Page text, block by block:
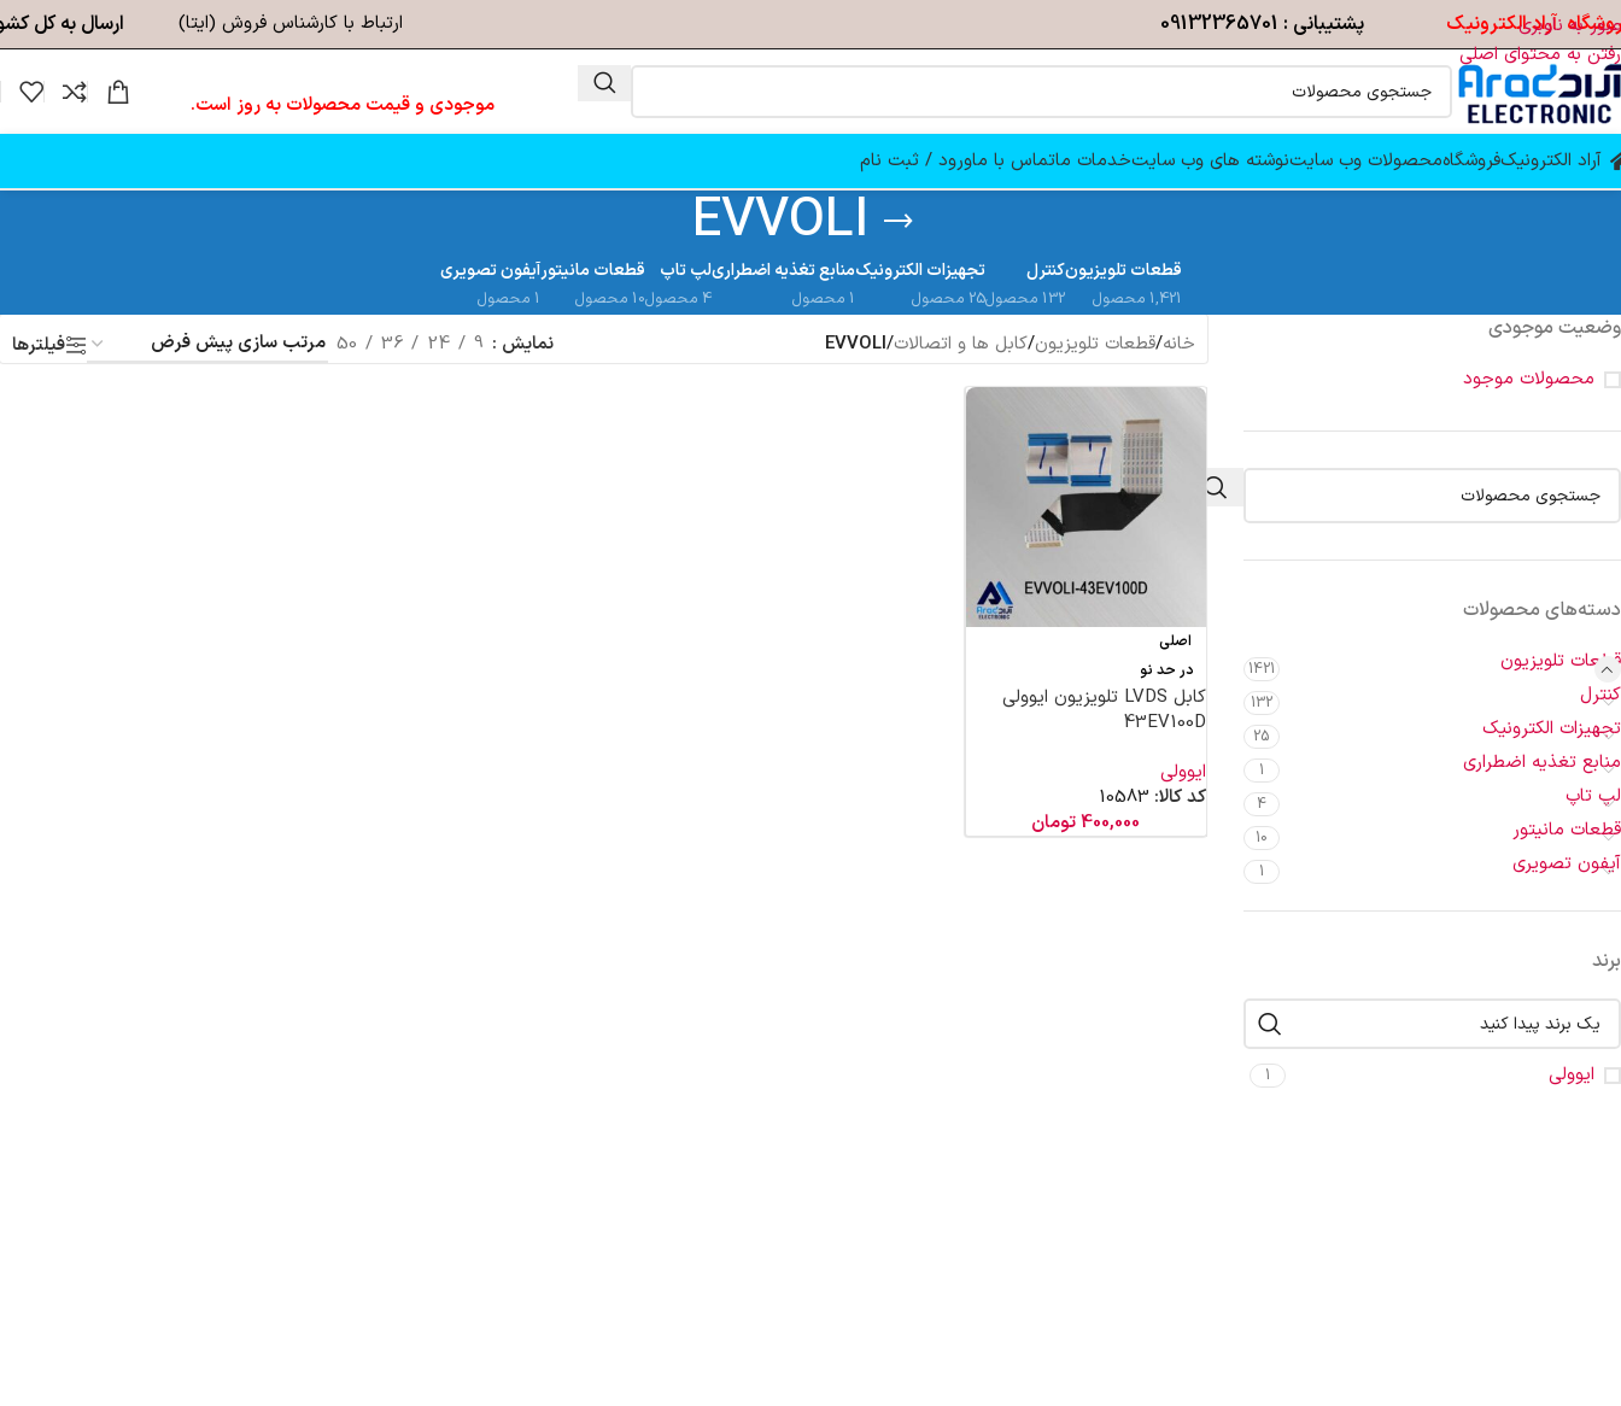
عبور به ناوبری
رفتن به محتوای اصلی
آراد الکترونیک پشتیبانی : 09132365701 ارتباط با کارشناس فروش (ایتا) ارسال به کل
موجودی و قیمت محصولات به روز است.
آراد الکترونیکفروشگاهمحصولات وب سایتنوشته های وب سایتخدمات ماتماس با ماورود / ثبت نام
EVVOLI
قطعات تلویزیون
1,421 محصول
کنترل
132 محصول
تجهیزات الکترونیک
25 محصول
منابع تغذیه اضطراری
1 محصول
لپ تاپ
4 محصول
قطعات مانیتور
10 محصول
آیفون تصویری
1 محصول
وضعیت موجودی
محصولات موجود
دسته‌های محصولات
قطعات تلویزیون 1421
کنترل 132
تجهیزات الکترونیک 25
منابع تغذیه اضطراری 1
لپ تاپ 4
قطعات مانیتور 10
آیفون تصویری 1
برند
ایوولی 1
خانه/قطعات تلویزیون/کابل ها و اتصالات/
EVVOLI نمایش 9
24
36
50 فیلترها
اصلی
در حد نو
کابل LVDS تلویزیون ایوولی
43EV100D
ایوولی
کد کالا: 10583
400,000تومان